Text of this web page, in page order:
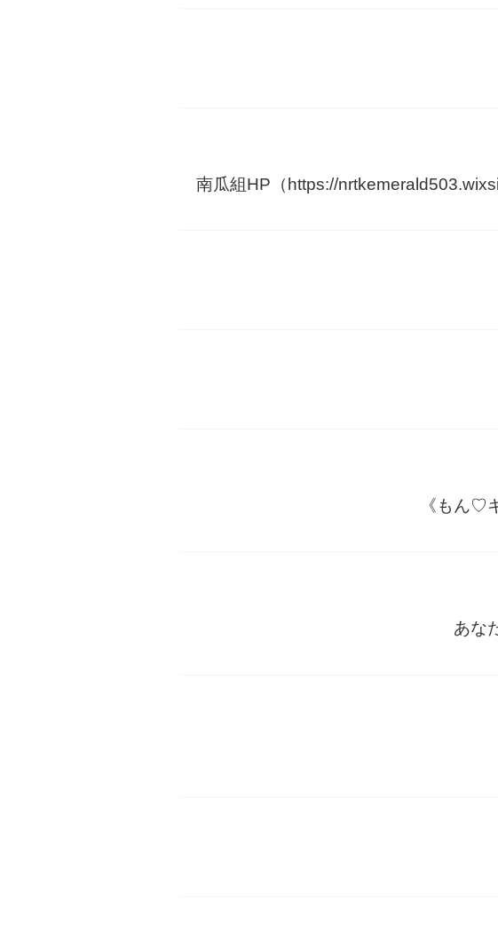
南瓜組HP（https://
《もん♡
あな